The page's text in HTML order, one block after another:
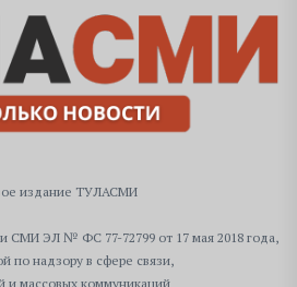
издание ТУЛАСМИ
СМИ ЭЛ № ФС 77-72799 от 17 мая 2018 года,
по надзору в сфере связи,
и массовых коммуникаций